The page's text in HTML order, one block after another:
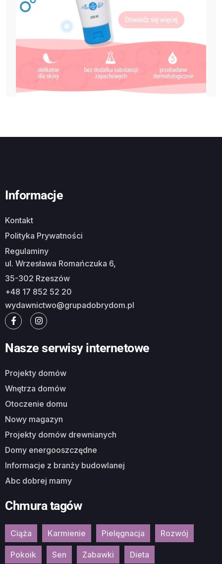
Informacje
Kontakt
Polityka Prywatności
Regulaminy
ul. Wrzesława Romańczuka 6,
35-302 Rzeszów
+48 17 852 52 20
wydawnictwo@grupadobrydom.pl
Nasze serwisy internetowe
Projekty domów
Wnętrza domów
Otoczenie domu
Nowy magazyn
Projekty domów drewnianych
Domy energooszczędne
Informacje z branży budowlanej
Abc dobrej mamy
Chmura tagów
Ciąża Karmienie Pielęgnacja Rozwój
Pokoik Sen Zabawki Dieta